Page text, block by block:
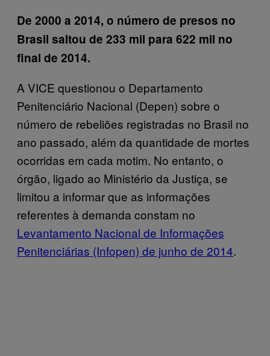
De 2000 a 2014, o número de presos no
Brasil saltou de 233 mil para 622 mil no
final de 2014.
A VICE questionou o Departamento
Penitenciário Nacional (Depen) sobre o
número de rebeliões registradas no Brasil no
ano passado, além da quantidade de mortes
ocorridas em cada motim. No entanto, o
órgão, ligado ao Ministério da Justiça, se
limitou a informar que as informações
referentes à demanda constam no
Levantamento Nacional de Informações
Penitenciárias (Infopen) de junho de 2014.